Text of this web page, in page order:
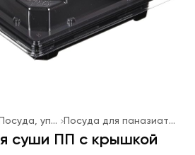
Посуда, упаковка Посуда для паназиатской кухни
суши ПП с крышкой